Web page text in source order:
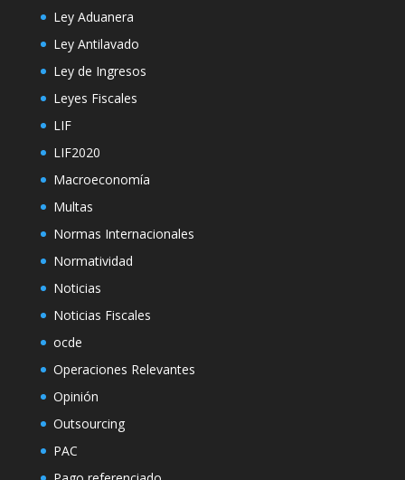
Ley Aduanera
Ley Antilavado
Ley de Ingresos
Leyes Fiscales
LIF
LIF2020
Macroeconomía
Multas
Normas Internacionales
Normatividad
Noticias
Noticias Fiscales
ocde
Operaciones Relevantes
Opinión
Outsourcing
PAC